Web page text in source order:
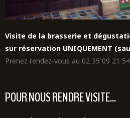
Visite de la brasserie et
sur réservation UNIQUEMENT
Prenez rendez-vous au 02 35 09 21
POUR NOUS RENDRE VISITE...